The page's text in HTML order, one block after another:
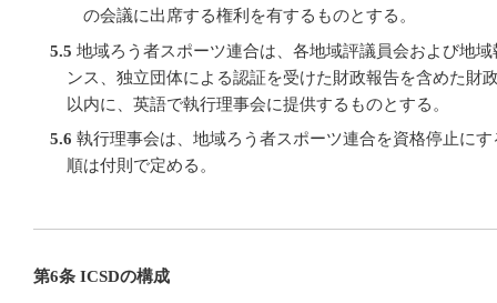
の会議に出席する権利を有するものとする。
5.5 地域ろう者スポーツ連合は、各地域評議員会および地
ンス、独立団体による認証を受けた財政報告を含めた財
以内に、英語で執行理事会に提供するものとする。
5.6 執行理事会は、地域ろう者スポーツ連合を資格停止に
順は付則で定める。
第6条 ICSDの構成